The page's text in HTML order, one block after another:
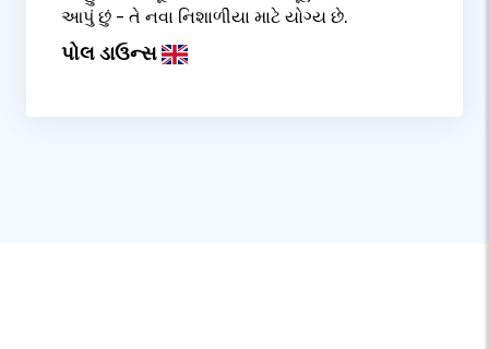
આપું છું - તે નવા નિશાળીયા માટે યોગ્ય છે.
પોલ ડાઉન્સ